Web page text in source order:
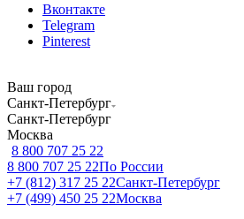
Вконтакте
Telegram
Pinterest
Ваш город
Санкт-Петербург
Санкт-Петербург
Москва
8 800 707 25 22
8 800 707 25 22По России
+7 (812) 317 25 22Санкт-Петербург
+7 (499) 450 25 22Москва